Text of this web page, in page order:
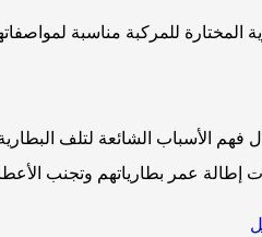
للمركبة مناسبة
الأسباب الشائعة لتلف البطارية
إطالة عمر بطارياتهم وتجنب